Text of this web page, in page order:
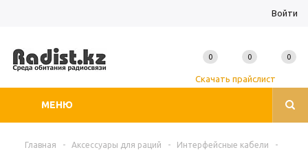
Войти
МЕНЮ
Скачать прайслист
0 0 0
Главная - Аксессуары для раций - Интерфейсные кабели
-